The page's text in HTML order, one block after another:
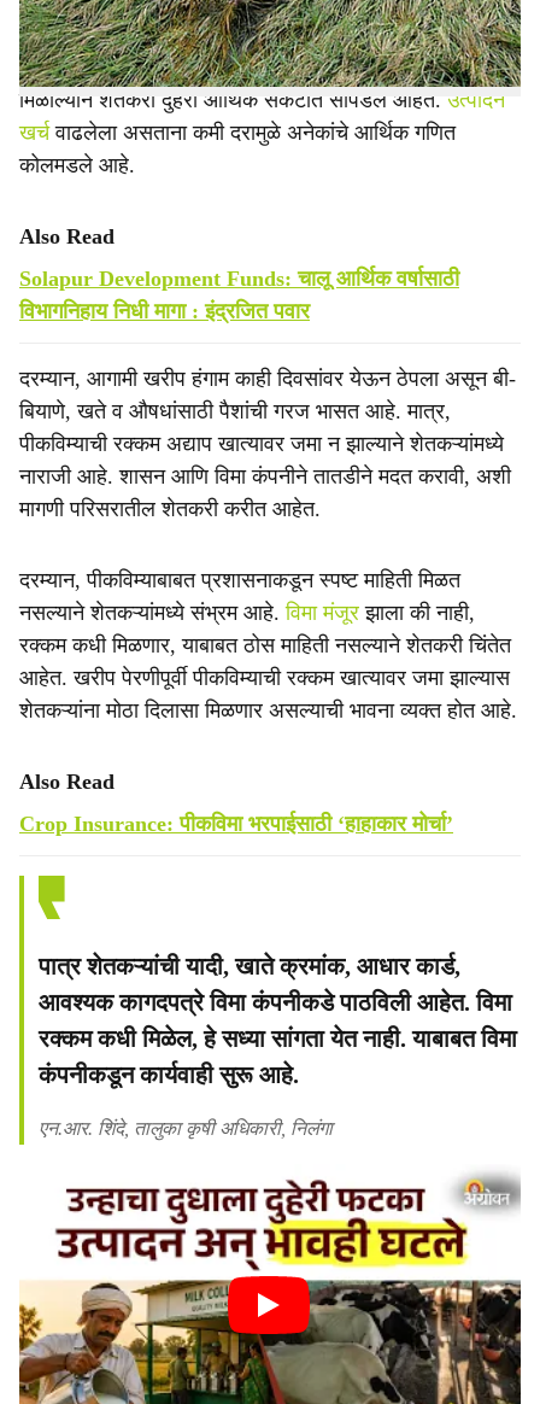
अतिवृष्टीतून वाचलेल्या सोयाबीनलाही बाजारात अपेक्षित भाव न
मिळाल्याने शेतकरी दुहेरी आर्थिक संकटात सापडले आहेत. उत्पादन
खर्चवाढलेला असताना कमी दरामुळे अनेकांचे आर्थिक गणित
कोलमडले आहे.
Also Read
Solapur Development Funds: चालू आर्थिक वर्षासाठी
विभागनिहाय निधी मागा : इंद्रजित पवार
दरम्यान, आगामी खरीप हंगाम काही दिवसांवर येऊन ठेपला असून बी-
बियाणे, खते व औषधांसाठी पैशांची गरज भासत आहे. मात्र,
पीकविम्याची रक्कम अद्याप खात्यावर जमा न झाल्याने शेतकऱ्यांमध्ये
नाराजी आहे. शासन आणि विमा कंपनीने तातडीने मदत करावी, अशी
मागणी परिसरातील शेतकरी करीत आहेत.
दरम्यान, पीकविम्याबाबत प्रशासनाकडून स्पष्ट माहिती मिळत
नसल्याने शेतकऱ्यांमध्ये संभ्रम आहे.विमा मंजूर झाला की नाही,
रक्कम कधी मिळणार, याबाबत ठोस माहिती नसल्याने शेतकरी चिंतेत
आहेत. खरीप पेरणीपूर्वी पीकविम्याची रक्कम खात्यावर जमा झाल्यास
शेतकऱ्यांना मोठा दिलासा मिळणार असल्याची भावना व्यक्त होत आहे.
Also Read
Crop Insurance: पीकविमा भरपाईसाठी ‘हाहाकार मोर्चा’
पात्र शेतकऱ्यांची यादी, खाते क्रमांक, आधार कार्ड,
आवश्यक कागदपत्रे विमा कंपनीकडे पाठविली आहेत. विमा
रक्कम कधी मिळेल, हे सध्या सांगता येत नाही. याबाबत विमा
कंपनीकडून कार्यवाही सुरू आहे.
एन.आर. शिंदे, तालुका कृषी अधिकारी, निलंगा